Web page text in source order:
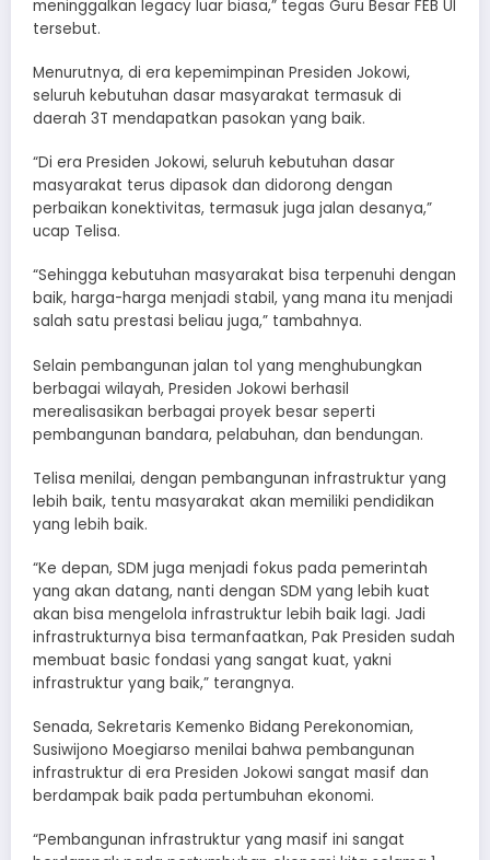
meninggalkan legacy luar biasa,” tegas Guru Besar FEB UI
tersebut.
Menurutnya, di era kepemimpinan Presiden Jokowi,
seluruh kebutuhan dasar masyarakat termasuk di
daerah 3T mendapatkan pasokan yang baik.
“Di era Presiden Jokowi, seluruh kebutuhan dasar
masyarakat terus dipasok dan didorong dengan
perbaikan konektivitas, termasuk juga jalan desanya,”
ucap Telisa.
“Sehingga kebutuhan masyarakat bisa terpenuhi dengan
baik, harga-harga menjadi stabil, yang mana itu menjadi
salah satu prestasi beliau juga,” tambahnya.
Selain pembangunan jalan tol yang menghubungkan
berbagai wilayah, Presiden Jokowi berhasil
merealisasikan berbagai proyek besar seperti
pembangunan bandara, pelabuhan, dan bendungan.
Telisa menilai, dengan pembangunan infrastruktur yang
lebih baik, tentu masyarakat akan memiliki pendidikan
yang lebih baik.
“Ke depan, SDM juga menjadi fokus pada pemerintah
yang akan datang, nanti dengan SDM yang lebih kuat
akan bisa mengelola infrastruktur lebih baik lagi. Jadi
infrastrukturnya bisa termanfaatkan, Pak Presiden sudah
membuat basic fondasi yang sangat kuat, yakni
infrastruktur yang baik,” terangnya.
Senada, Sekretaris Kemenko Bidang Perekonomian,
Susiwijono Moegiarso menilai bahwa pembangunan
infrastruktur di era Presiden Jokowi sangat masif dan
berdampak baik pada pertumbuhan ekonomi.
“Pembangunan infrastruktur yang masif ini sangat